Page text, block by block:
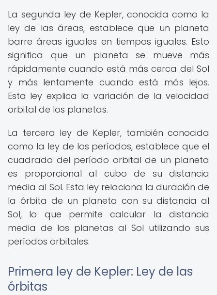
La segunda ley de Kepler, conocida como la
ley de las áreas, establece que un planeta
barre áreas iguales en tiempos iguales. Esto
significa que un planeta se mueve más
rápidamente cuando está más cerca del Sol
y más lentamente cuando está más lejos.
Esta ley explica la variación de la velocidad
orbital de los planetas.
La tercera ley de Kepler, también conocida
como la ley de los períodos, establece que el
cuadrado del período orbital de un planeta
es proporcional al cubo de su distancia
media al Sol. Esta ley relaciona la duración de
la órbita de un planeta con su distancia al
Sol, lo que permite calcular la distancia
media de los planetas al Sol utilizando sus
períodos orbitales.
Primera ley de Kepler: Ley de las
órbitas